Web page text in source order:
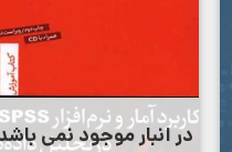
در انبار موجود نمی